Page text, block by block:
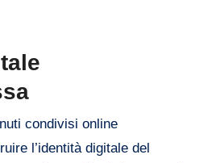
condivisi online
l’identità digitale del